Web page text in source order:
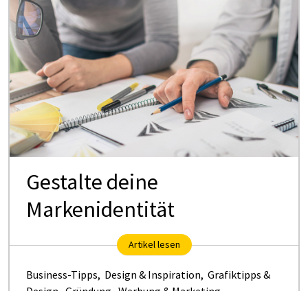
Gestalte deine
Markenidentität
Artikel lesen
Business-Tipps, Design & Inspiration, Grafiktipps &